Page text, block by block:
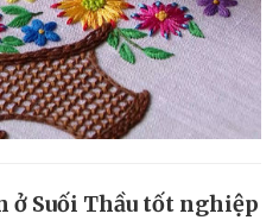
ở Suối Thầu tốt nghiệp